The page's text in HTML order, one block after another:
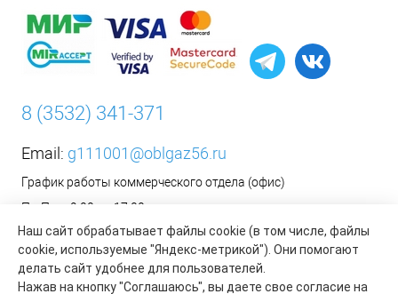
Наш сайт обрабатывает файлы cookie (в том числе, файлы
cookie, используемые "Яндекс-метрикой"). Они помогают
делать сайт удобнее для пользователей.
Нажав на кнопку "Соглашаюсь", вы даете свое согласие на
8 (3532) 341-371
Email: g111001@oblgaz56.ru
График работы коммерческого отдела (офис)
Пн-Пт: с 9:00 до 17:00
Сб-Вс: Выходной
__________________________________________
Оформить заявку на установку бытового газового